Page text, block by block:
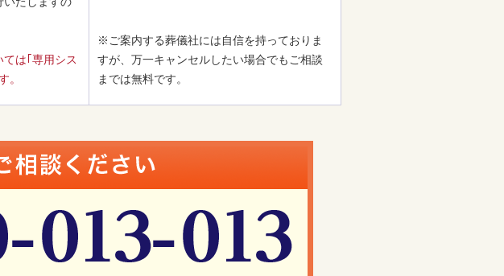
は｢専用シス
。
※ご案内する葬儀社には自信を持っておりま
すが、万一キャンセルしたい場合でもご相談
までは無料です。